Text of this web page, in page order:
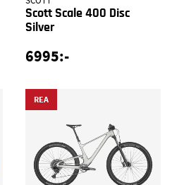
Scott Scale 400 Disc
Silver
6995:-
REA